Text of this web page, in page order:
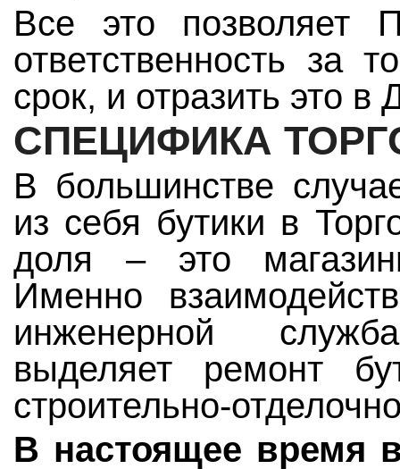
Все это позволяет
ответственность за
срок, и отразить это в
СПЕЦИФИКА
В большинстве
из себя бутики в
доля – это
Именно
инженерной
выделяет ремонт
строительно-
В настоящее время